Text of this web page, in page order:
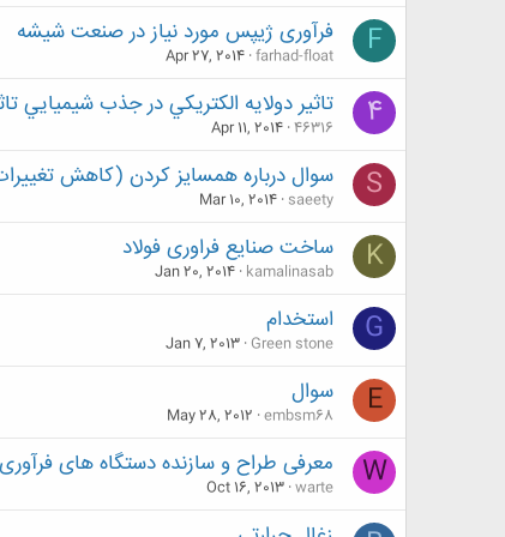
F فرآوری ژیپس مورد نیاز در صنعت شیشه
farhad-float
Apr 27, 2014
4 تاثير دولايه الكتريكي در جذب شيميايي
46316
Apr 11, 2014
S سوال درباره همسایز کردن (کاهش
saeety
Mar 10, 2014
K ساخت صنایع فراوری فولاد
kamalinasab
Jan 20, 2014
G استخدام
Green stone
Jan 7, 2013
E سوال
embsm68
May 28, 2012
W معرفی طراح و سازنده دستگاه های فرآوری
warte
Oct 16, 2013